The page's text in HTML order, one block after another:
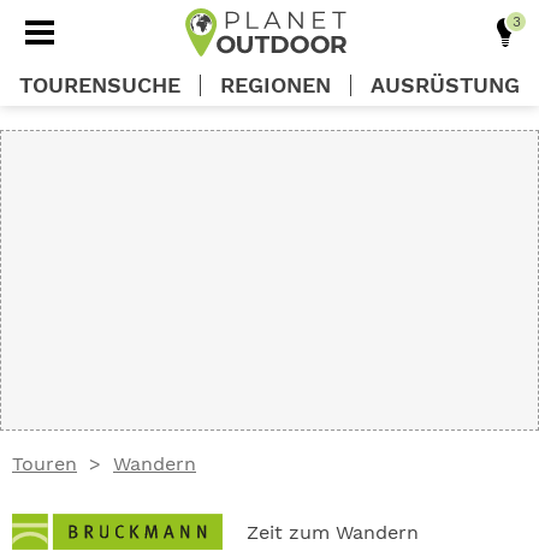
Touren Wandern
Zeit zum Wandern
TOURENSUCHE REGIONEN AUSRÜSTUNG